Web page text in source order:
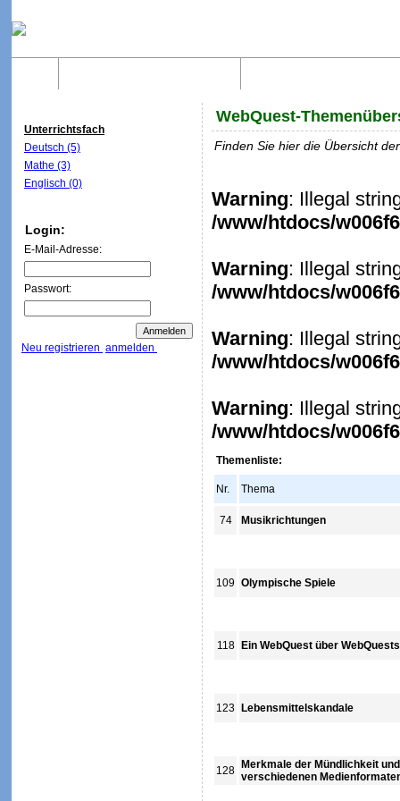
Unterrichtsfach
Deutsch (5)
Mathe (3)
Englisch (0)
Login:
E-Mail-Adresse:
Passwort:
Neu registrieren anmelden
WebQuest-
Finden Sie hier die Übersicht
Warning: Illegal
/www/htdocs/
Warning: Illegal
/www/htdocs/
Warning: Illegal
/www/htdocs/
Warning: Illegal
/www/htdocs/
Themenliste:
Nr. Thema
74 Musikrichtungen
109 Olympische Spiele
118 Ein WebQuest über WebQuests
123 Lebensmittelskandale
128
Merkmale der Mündlichkeit
verschiedenen